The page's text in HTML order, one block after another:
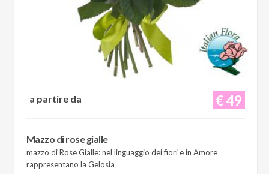
€ 49
a partire da
Mazzo di rose gialle
mazzo di Rose Gialle: nel linguaggio dei fiori e in Amore
rappresentano la Gelosia